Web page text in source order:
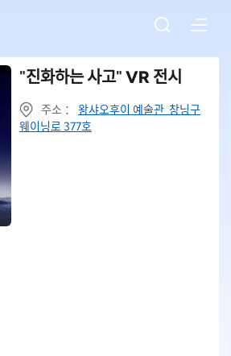
"진화하는 사고" VR 전시​
주소 ： 왕샤오후이 예술관 창닝구
웨이닝로 377호